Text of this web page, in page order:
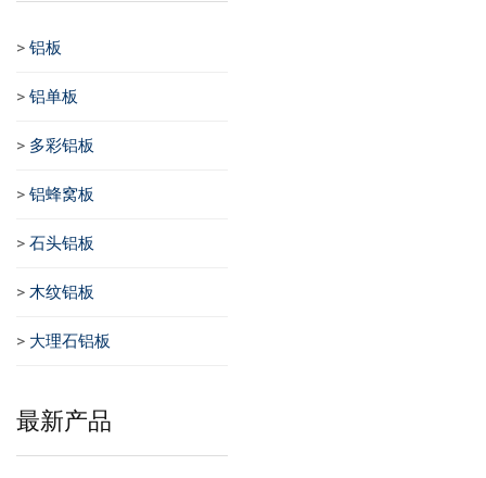
> 铝板
> 铝单板
> 多彩铝板
> 铝蜂窝板
> 石头铝板
> 木纹铝板
> 大理石铝板
最新产品